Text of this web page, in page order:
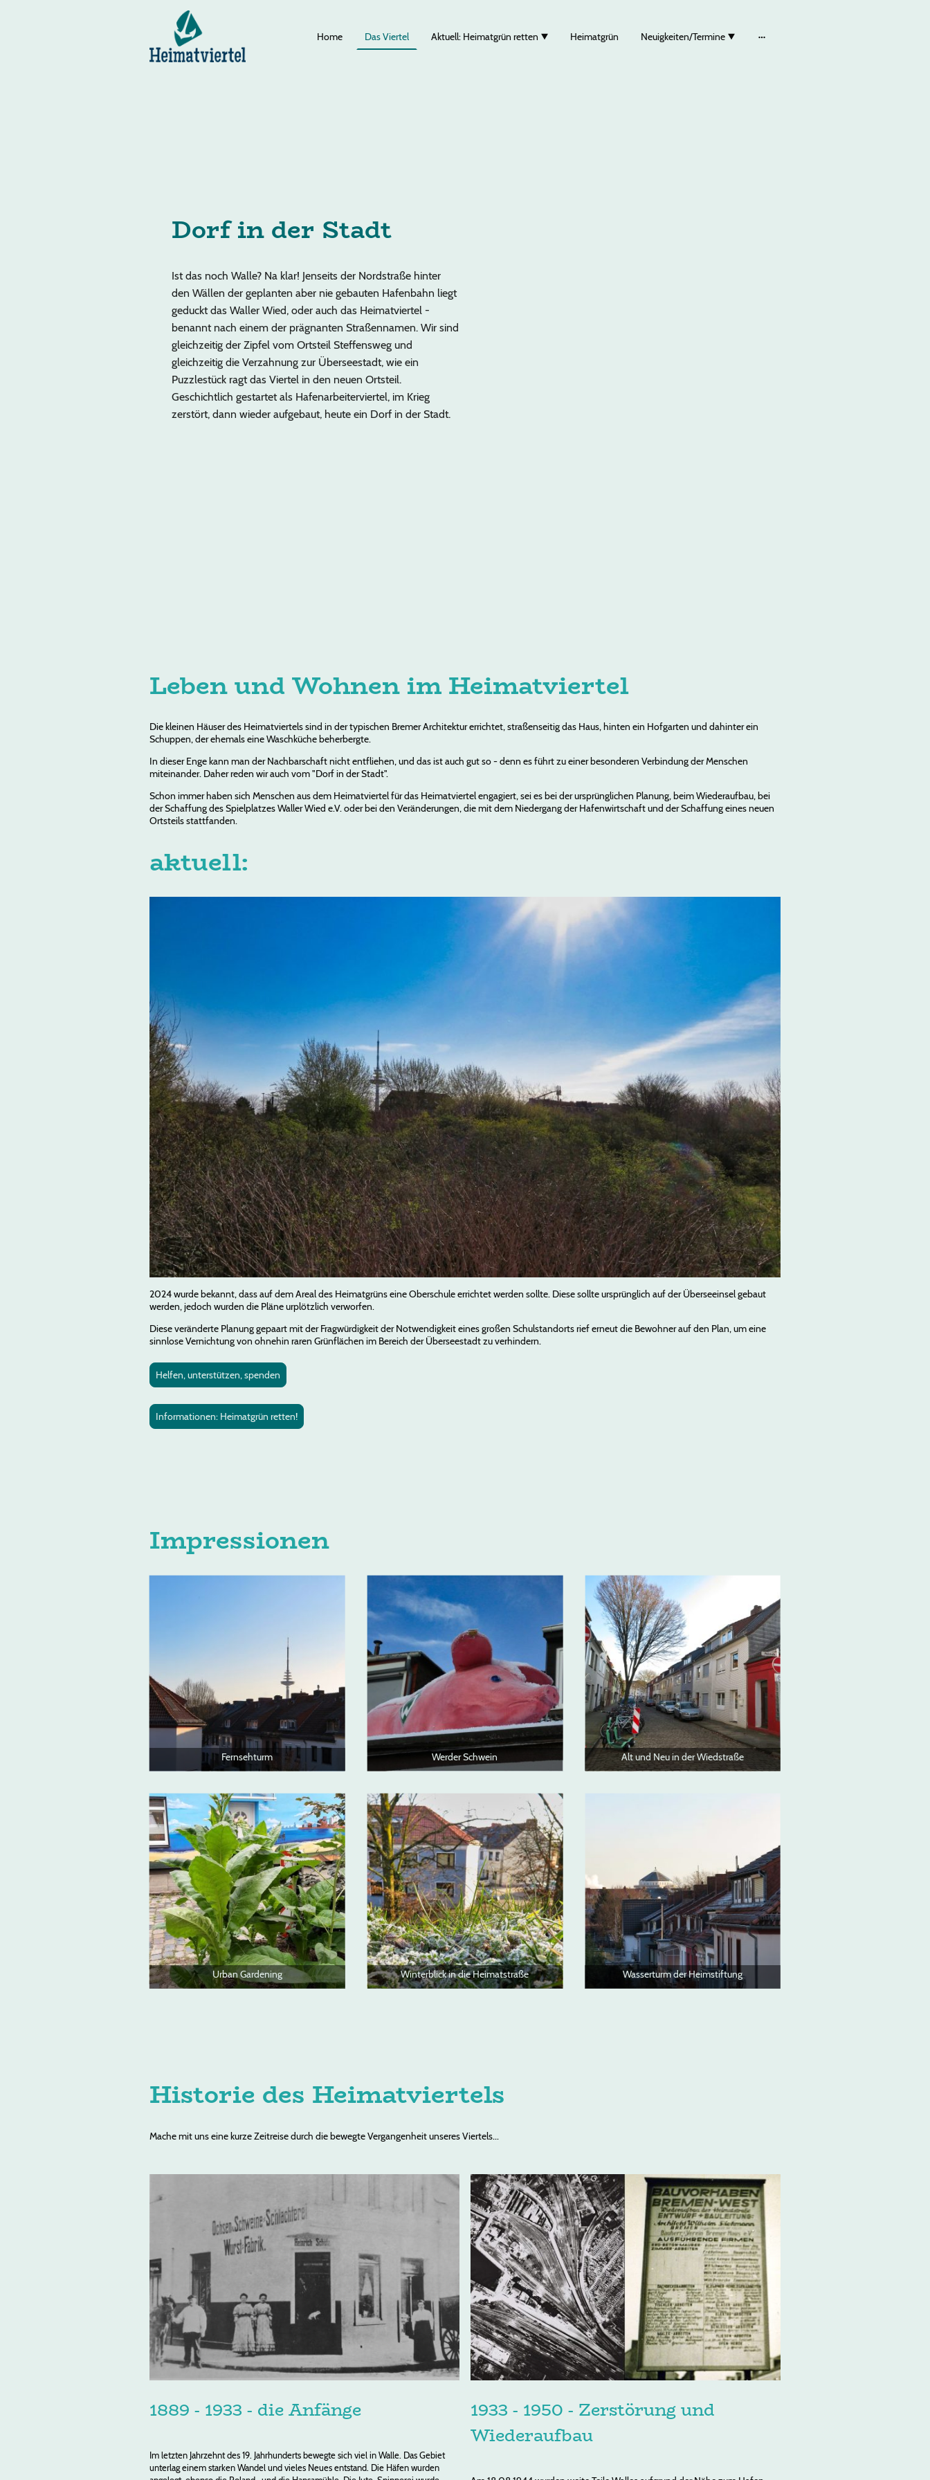
Home Das Viertel Aktuell: Heimatgrün retten Heimatgrün Neuigkeiten/Termine
Dorf in der Stadt
Ist das noch Walle? Na klar! Jenseits der Nordstraße hinter
den Wällen der geplanten aber nie gebauten Hafenbahn liegt
geduckt das Waller Wied, oder auch das Heimatviertel -
benannt nach einem der prägnanten Straßennamen. Wir sind
gleichzeitig der Zipfel vom Ortsteil Steffensweg und
gleichzeitig die Verzahnung zur Überseestadt, wie ein
Puzzlestück ragt das Viertel in den neuen Ortsteil.
Geschichtlich gestartet als Hafenarbeiterviertel, im Krieg
zerstört, dann wieder aufgebaut, heute ein Dorf in der Stadt.
Leben und Wohnen im Heimatviertel
Die kleinen Häuser des Heimatviertels sind in der typischen Bremer Architektur errichtet, straßenseitig das Haus, hinten ein Hofgarten und dahinter ein
Schuppen, der ehemals eine Waschküche beherbergte.
In dieser Enge kann man der Nachbarschaft nicht entfliehen, und das ist auch gut so - denn es führt zu einer besonderen Verbindung der Menschen
miteinander. Daher reden wir auch vom "Dorf in der Stadt".
Schon immer haben sich Menschen aus dem Heimatviertel für das Heimatviertel engagiert, sei es bei der ursprünglichen Planung, beim Wiederaufbau, bei
der Schaffung des Spielplatzes Waller Wied e.V. oder bei den Veränderungen, die mit dem Niedergang der Hafenwirtschaft und der Schaffung eines neuen
Ortsteils stattfanden.
aktuell:
2024 wurde bekannt, dass auf dem Areal des Heimatgrüns eine Oberschule errichtet werden sollte. Diese sollte ursprünglich auf der Überseeinsel gebaut
werden, jedoch wurden die Pläne urplötzlich verworfen.
Diese veränderte Planung gepaart mit der Fragwürdigkeit der Notwendigkeit eines großen Schulstandorts rief erneut die Bewohner auf den Plan, um eine
sinnlose Vernichtung von ohnehin raren Grünflächen im Bereich der Überseestadt zu verhindern.
Helfen, unterstützen, spenden
Informationen: Heimatgrün retten!
Impressionen
Fernsehturm Werder Schwein Alt und Neu in der Wiedstraße
Urban Gardening Winterblick in die Heimatstraße Wasserturm der Heimstiftung
Historie des Heimatviertels
Mache mit uns eine kurze Zeitreise durch die bewegte Vergangenheit unseres Viertels...
1889 - 1933 - die Anfänge
Im letzten Jahrzehnt des 19. Jahrhunderts bewegte sich viel in Walle. Das Gebiet
unterlag einem starken Wandel und vieles Neues entstand. Die Häfen wurden
1933 - 1950 - Zerstörung und
Wiederaufbau